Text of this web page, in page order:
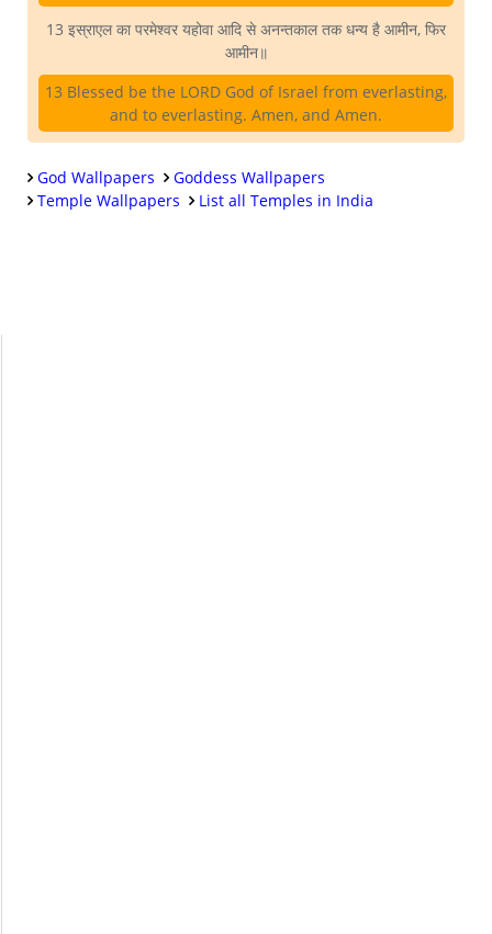
13 इस्राएल का परमेश्वर यहोवा आदि से अनन्तकाल तक धन्य है आमीन, फिर
आमीन॥
13 Blessed be the LORD God of Israel from everlasting,
and to everlasting. Amen, and Amen.
God Wallpapers
Goddess Wallpapers
Temple Wallpapers
List all Temples in India